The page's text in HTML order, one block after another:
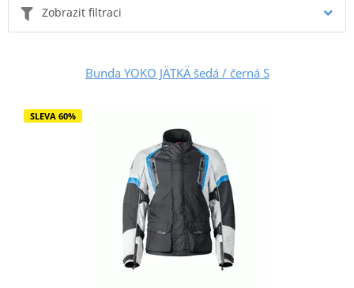
Zobrazit filtraci
Bunda YOKO JÄTKÄ šedá / černá S
SLEVA 60%